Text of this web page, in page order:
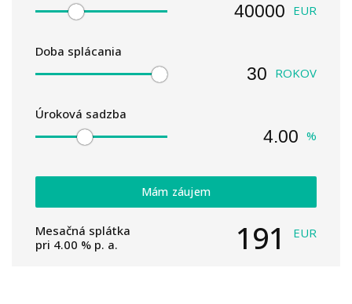
EUR
Doba splácania
ROKOV
Úroková sadzba
%
Mám záujem
Mesačná splátka
pri 4.00 % p. a. 191 EUR